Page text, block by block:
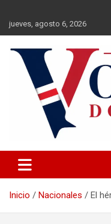
contenido
jueves, agosto 6, 2026
El Vocero
Inicio Nacionales El